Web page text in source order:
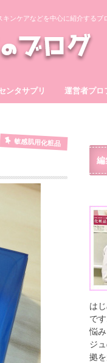
ンケアなどを中心に紹介するブ
ンタサプリ 運営者プロ
敏感肌用化粧品
編
は
で
悩
ジ
拠